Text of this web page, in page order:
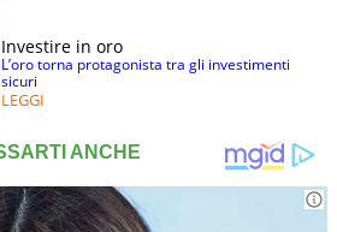
Investire in oro
L’oro torna protagonista tra gli investimenti
sicuri
LEGGI